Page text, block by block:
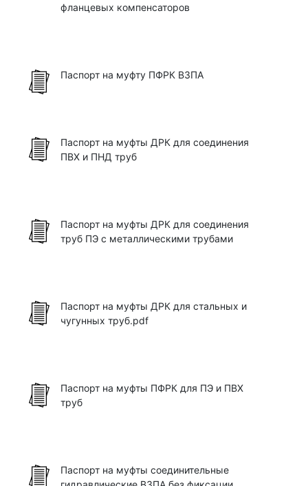
фланцевых компенсаторов
Паспорт на муфту ПФРК ВЗПА
Паспорт на муфты ДРК для соединения
ПВХ и ПНД труб
Паспорт на муфты ДРК для соединения
труб ПЭ с металлическими трубами
Паспорт на муфты ДРК для стальных и
чугунных труб.pdf
Паспорт на муфты ПФРК для ПЭ и ПВХ
труб
Паспорт на муфты соединительные